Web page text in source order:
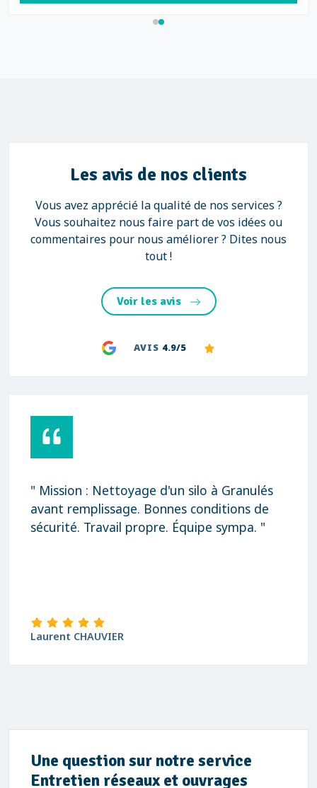
Les avis de nos clients
Vous avez apprécié la qualité de nos services ?
Vous souhaitez nous faire part de vos idées ou
commentaires pour nous améliorer ? Dites nous
tout !
Voir les avis
AVIS 4.9/5
" Mission : Nettoyage d'un silo à Granulés
avant remplissage. Bonnes conditions de
sécurité. Travail propre. Équipe sympa. "
Laurent CHAUVIER
Une question sur notre service
Entretien réseaux et ouvrages